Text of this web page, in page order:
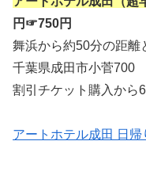
円☞750円
舞浜から約50分の距離
千葉県成田市小菅
割引チケット購入から
アートホテル成田 日帰